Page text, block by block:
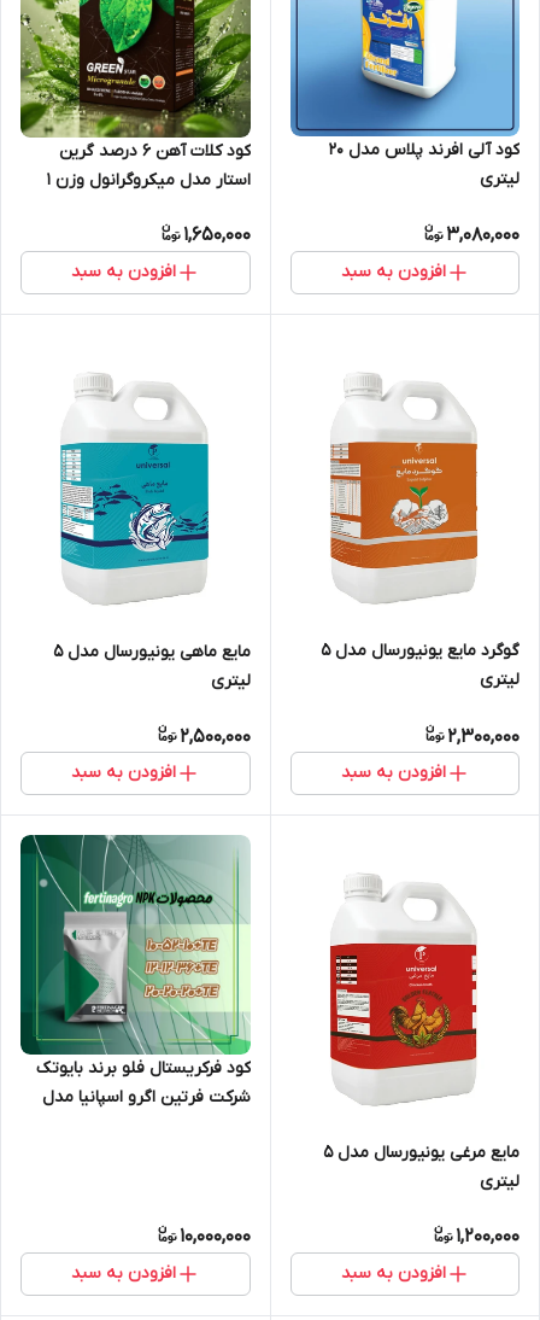
کود آلی افرند پلاس مدل 20
لیتری
3,080,000
افزودن به سبد
کود کلات آهن 6 درصد گرین
استار مدل میکروگرانول وزن 1
1,650,000
افزودن به سبد
گوگرد مایع یونیورسال مدل 5
لیتری
2,300,000
افزودن به سبد
مایع ماهی یونیورسال مدل 5
لیتری
2,500,000
افزودن به سبد
مایع مرغی یونیورسال مدل 5
لیتری
1,200,000
افزودن به سبد
کود فرکریستال فلو برند بایوتک
شرکت فرتین اگرو اسپانیا مدل
10,000,000
افزودن به سبد